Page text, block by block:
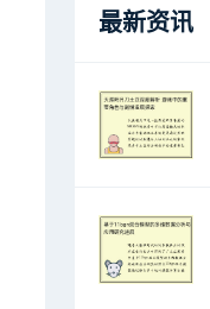
最新资讯